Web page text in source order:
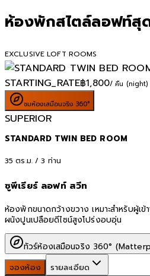
ห้องพักสไตล์ลอฟท์สุ
EXCLUSIVE LOFT ROOMS
STARTING_RATE฿1,800/ คืน (night)
ชมห้องเสมือนจริง 360°
SUPERIOR
STANDARD TWIN BED ROOM
35 ตร.ม. /3 ท่าน
ซูพีเรียร์ ลอฟท์ สวีท
ห้องพักขนาดกว้างขวาง เหมาะสำหรับผู้
ผนังปูนเปลือยดีไซน์สูงโปร่งอบอุ่น
ทัวร์ห้องเสมือนจริง 360°
จองห้อง
รายละเอียด